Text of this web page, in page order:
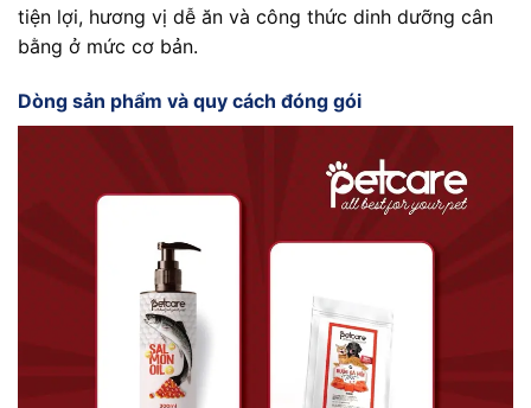
tiện lợi, hương vị dễ ăn và công thức dinh dưỡng cân
bằng ở mức cơ bản.
Dòng sản phẩm và quy cách đóng gói